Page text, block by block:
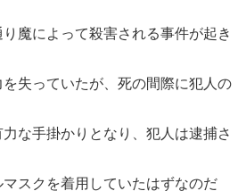
魔によって殺害される事件が起き
失っていたが、死の間際に犯人の
な手掛かりとなり、犯人は逮捕さ
スクを着用していたはずなのだ